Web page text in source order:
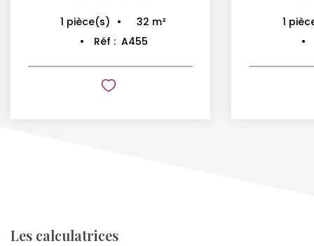
1 pièce(s) 32 m²
Réf : A455
1
Les calculatrices